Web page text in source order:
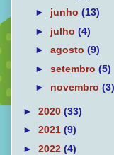
► junho (13)
► julho (4)
► agosto (9)
► setembro (5)
► novembro (3)
► 2020 (33)
► 2021 (9)
► 2022 (4)